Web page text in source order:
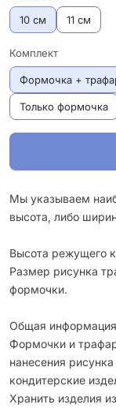
10 см 11 см
Комплект
Формочка +
Только формочка
Мы указываем
высота, либо
Высота режущего
Размер рисунка
формочки.
Общая
Формочки и
нанесения
кондитерские
Хранить изделия